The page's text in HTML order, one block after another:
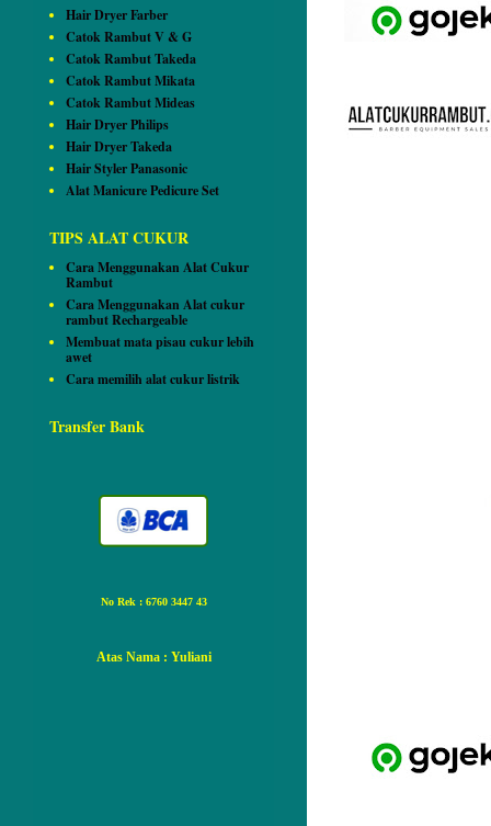
Hair Dryer Farber
Catok Rambut V & G
Catok Rambut Takeda
Catok Rambut Mikata
Catok Rambut Mideas
Hair Dryer Philips
Hair Dryer Takeda
Hair Styler Panasonic
Alat Manicure Pedicure Set
TIPS ALAT CUKUR
Cara Menggunakan Alat Cukur
Rambut
Cara Menggunakan Alat cukur
rambut Rechargeable
Membuat mata pisau cukur lebih
awet
Cara memilih alat cukur listrik
Transfer Bank
No Rek : 6760 3447 43
Atas Nama : Yuliani